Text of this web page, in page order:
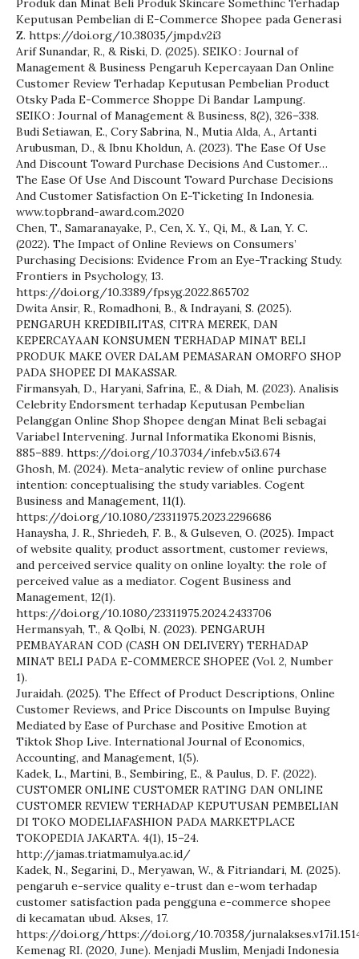
Produk dan Minat Beli Produk Skincare Somethinc Terhadap
Keputusan Pembelian di E-Commerce Shopee pada Generasi
Z. https://doi.org/10.38035/jmpd.v2i3
Arif Sunandar, R., & Riski, D. (2025). SEIKO : Journal of
Management & Business Pengaruh Kepercayaan Dan Online
Customer Review Terhadap Keputusan Pembelian Product
Otsky Pada E-Commerce Shoppe Di Bandar Lampung.
SEIKO : Journal of Management & Business, 8(2), 326–338.
Budi Setiawan, E., Cory Sabrina, N., Mutia Alda, A., Artanti
Arubusman, D., & Ibnu Kholdun, A. (2023). The Ease Of Use
And Discount Toward Purchase Decisions And Customer…
The Ease Of Use And Discount Toward Purchase Decisions
And Customer Satisfaction On E-Ticketing In Indonesia.
www.topbrand-award.com.2020
Chen, T., Samaranayake, P., Cen, X. Y., Qi, M., & Lan, Y. C.
(2022). The Impact of Online Reviews on Consumers’
Purchasing Decisions: Evidence From an Eye-Tracking Study.
Frontiers in Psychology, 13.
https://doi.org/10.3389/fpsyg.2022.865702
Dwita Ansir, R., Romadhoni, B., & Indrayani, S. (2025).
PENGARUH KREDIBILITAS, CITRA MEREK, DAN
KEPERCAYAAN KONSUMEN TERHADAP MINAT BELI
PRODUK MAKE OVER DALAM PEMASARAN OMORFO SHOP
PADA SHOPEE DI MAKASSAR.
Firmansyah, D., Haryani, Safrina, E., & Diah, M. (2023). Analisis
Celebrity Endorsment terhadap Keputusan Pembelian
Pelanggan Online Shop Shopee dengan Minat Beli sebagai
Variabel Intervening. Jurnal Informatika Ekonomi Bisnis,
885–889. https://doi.org/10.37034/infeb.v5i3.674
Ghosh, M. (2024). Meta-analytic review of online purchase
intention: conceptualising the study variables. Cogent
Business and Management, 11(1).
https://doi.org/10.1080/23311975.2023.2296686
Hanaysha, J. R., Shriedeh, F. B., & Gulseven, O. (2025). Impact
of website quality, product assortment, customer reviews,
and perceived service quality on online loyalty: the role of
perceived value as a mediator. Cogent Business and
Management, 12(1).
https://doi.org/10.1080/23311975.2024.2433706
Hermansyah, T., & Qolbi, N. (2023). PENGARUH
PEMBAYARAN COD (CASH ON DELIVERY) TERHADAP
MINAT BELI PADA E-COMMERCE SHOPEE (Vol. 2, Number
1).
Juraidah. (2025). The Effect of Product Descriptions, Online
Customer Reviews, and Price Discounts on Impulse Buying
Mediated by Ease of Purchase and Positive Emotion at
Tiktok Shop Live. International Journal of Economics,
Accounting, and Management, 1(5).
Kadek, L., Martini, B., Sembiring, E., & Paulus, D. F. (2022).
CUSTOMER ONLINE CUSTOMER RATING DAN ONLINE
CUSTOMER REVIEW TERHADAP KEPUTUSAN PEMBELIAN
DI TOKO MODELIAFASHION PADA MARKETPLACE
TOKOPEDIA JAKARTA. 4(1), 15–24.
http://jamas.triatmamulya.ac.id/
Kadek, N., Segarini, D., Meryawan, W., & Fitriandari, M. (2025).
pengaruh e-service quality e-trust dan e-wom terhadap
customer satisfaction pada pengguna e-commerce shopee
di kecamatan ubud. Akses, 17.
https://doi.org/https://doi.org/10.70358/
Kemenag RI. (2020, June). Menjadi Muslim, Menjadi Indonesia